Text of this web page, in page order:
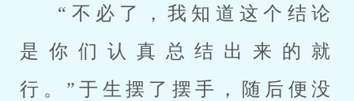
“不必了，我知道这个结论
是你们认真总结出来的就
行。”于生摆了摆手，随后便没